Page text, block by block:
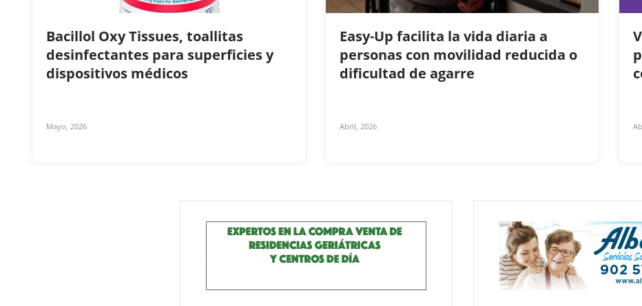
Bacillol Oxy Tissues, toallitas
desinfectantes para superficies y
dispositivos médicos
Mayo, 2026
Easy-Up facilita la vida diaria a
personas con movilidad reducida o
dificultad de agarre
Abril, 2026